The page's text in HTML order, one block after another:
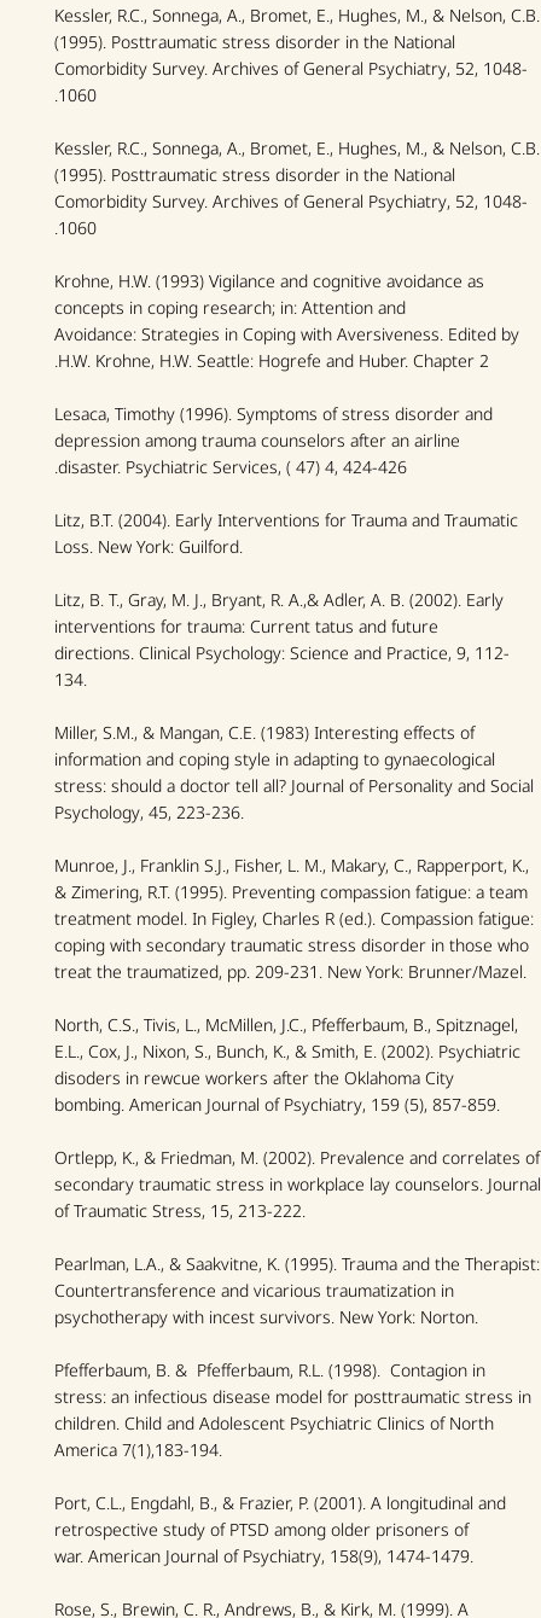
Kessler, R.C., Sonnega, A., Bromet, E., Hughes, M., & Nelson, C.B.
(1995). Posttraumatic stress disorder in the National
Comorbidity Survey. Archives of General Psychiatry, 52, 1048-
1060.
Kessler, R.C., Sonnega, A., Bromet, E., Hughes, M., & Nelson, C.B.
(1995). Posttraumatic stress disorder in the National
Comorbidity Survey. Archives of General Psychiatry, 52, 1048-
1060.
Krohne, H.W. (1993) Vigilance and cognitive avoidance as
concepts in coping research; in: Attention and
Avoidance: Strategies in Coping with Aversiveness. Edited by
H.W. Krohne, H.W. Seattle: Hogrefe and Huber. Chapter 2.
Lesaca, Timothy (1996). Symptoms of stress disorder and
depression among trauma counselors after an airline
disaster. Psychiatric Services, ( 47) 4, 424-426.
Litz, B.T. (2004). Early Interventions for Trauma and Traumatic
Loss. New York: Guilford.
Litz, B. T., Gray, M. J., Bryant, R. A.,& Adler, A. B. (2002). Early
interventions for trauma: Current tatus and future
directions. Clinical Psychology: Science and Practice, 9, 112-
134.
Miller, S.M., & Mangan, C.E. (1983) Interesting effects of
information and coping style in adapting to gynaecological
stress: should a doctor tell all? Journal of Personality and Social
Psychology, 45, 223-236.
Munroe, J., Franklin S.J., Fisher, L. M., Makary, C., Rapperport, K.,
& Zimering, R.T. (1995). Preventing compassion fatigue: a team
treatment model. In Figley, Charles R (ed.). Compassion fatigue:
coping with secondary traumatic stress disorder in those who
treat the traumatized, pp. 209-231. New York: Brunner/Mazel.
North, C.S., Tivis, L., McMillen, J.C., Pfefferbaum, B., Spitznagel,
E.L., Cox, J., Nixon, S., Bunch, K., & Smith, E. (2002). Psychiatric
disoders in rewcue workers after the Oklahoma City
bombing. American Journal of Psychiatry, 159 (5), 857-859.
Ortlepp, K., & Friedman, M. (2002). Prevalence and correlates of
secondary traumatic stress in workplace lay counselors. Journal
of Traumatic Stress, 15, 213-222.
Pearlman, L.A., & Saakvitne, K. (1995). Trauma and the Therapist:
Countertransference and vicarious traumatization in
psychotherapy with incest survivors. New York: Norton.
Pfefferbaum, B. & Pfefferbaum, R.L. (1998). Contagion in
stress: an infectious disease model for posttraumatic stress in
children. Child and Adolescent Psychiatric Clinics of North
America 7(1),183-194.
Port, C.L., Engdahl, B., & Frazier, P. (2001). A longitudinal and
retrospective study of PTSD among older prisoners of
war. American Journal of Psychiatry, 158(9), 1474-1479.
Rose, S., Brewin, C. R., Andrews, B., & Kirk, M. (1999). A